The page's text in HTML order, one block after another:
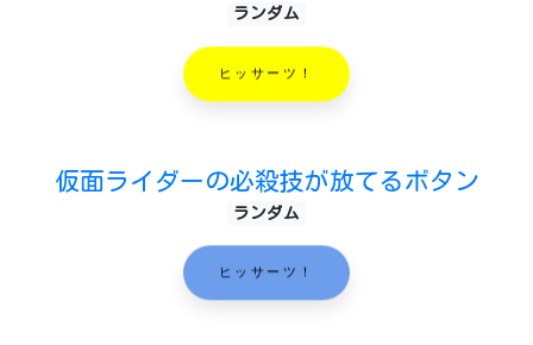
ランダム
ヒッサーツ！
仮面ライダーの必殺技が放てるボタン
ランダム
ヒッサーツ！